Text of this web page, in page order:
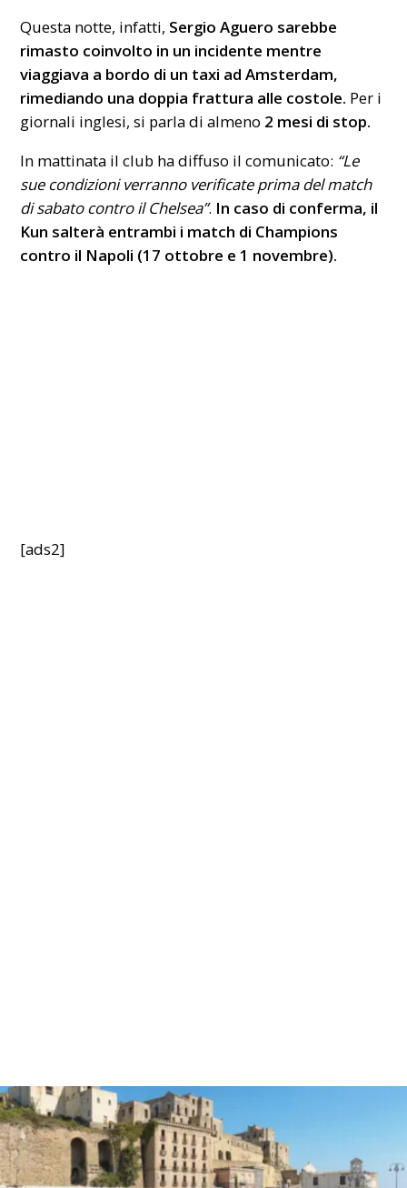
Questa notte, infatti, Sergio Aguero sarebbe
rimasto coinvolto in un incidente mentre
viaggiava a bordo di un taxi ad Amsterdam,
rimediando una doppia frattura alle costole. Per i
giornali inglesi, si parla di almeno 2 mesi di stop.
In mattinata il club ha diffuso il comunicato: “Le
sue condizioni verranno verificate prima del match
di sabato contro il Chelsea”. In caso di conferma, il
Kun salterà entrambi i match di Champions
contro il Napoli (17 ottobre e 1 novembre).
[ads2]